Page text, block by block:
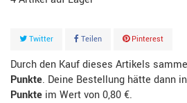
Twitter Teilen Pinterest
Durch den Kauf dieses Artikels
Punkte. Deine Bestellung hätte dann
Punkte im Wert von0,80 €.